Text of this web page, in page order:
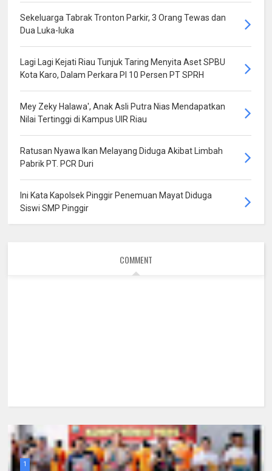
Sekeluarga Tabrak Tronton Parkir, 3 Orang Tewas dan
Dua Luka-luka
Lagi Lagi Kejati Riau Tunjuk Taring Menyita Aset SPBU
Kota Karo, Dalam Perkara PI 10 Persen PT SPRH
Mey Zeky Halawa', Anak Asli Putra Nias Mendapatkan
Nilai Tertinggi di Kampus UIR Riau
Ratusan Nyawa Ikan Melayang Diduga Akibat Limbah
Pabrik PT. PCR Duri
Ini Kata Kapolsek Pinggir Penemuan Mayat Diduga
Siswi SMP Pinggir
COMMENT
1